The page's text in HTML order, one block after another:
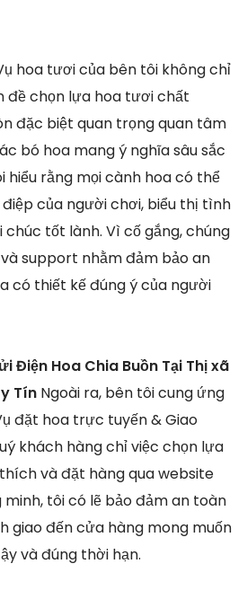
hoa tươi của bên tôi không chỉ
đề chọn lựa hoa tươi chất
đặc biệt quan trọng quan tâm
bó hoa mang ý nghĩa sâu sắc
hiểu rằng mọi cành hoa có thể
của người chơi, biểu thị tình
tốt lành. Vì cố gắng, chúng
support nhằm đảm bảo an
có thiết kế đúng ý của người
Điện Hoa Chia Buồn Tại Thị xã
Tín Ngoài ra, bên tôi cung ứng
đặt hoa trực tuyến & Giao
khách hàng chỉ việc chọn lựa
và đặt hàng qua website
tôi có lẽ bảo đảm an toàn
giao đến cửa hàng mong muốn
và đúng thời hạn.